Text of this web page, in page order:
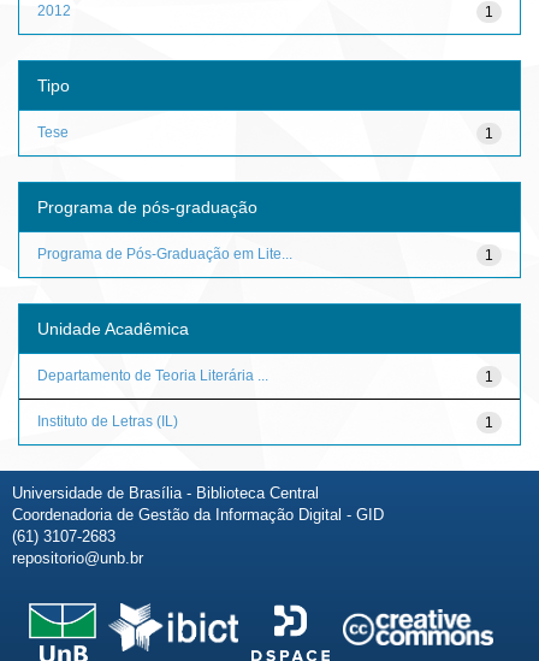
1
2012
Tipo
1
Tese
Programa de pós-graduação
1
Programa de Pós-Graduação em Lite...
Unidade Acadêmica
1
Departamento de Teoria Literária ...
1
Instituto de Letras (IL)
Universidade de Brasília - Biblioteca Central
Coordenadoria de Gestão da Informação Digital - GID
(61) 3107-2683
repositorio@unb.br